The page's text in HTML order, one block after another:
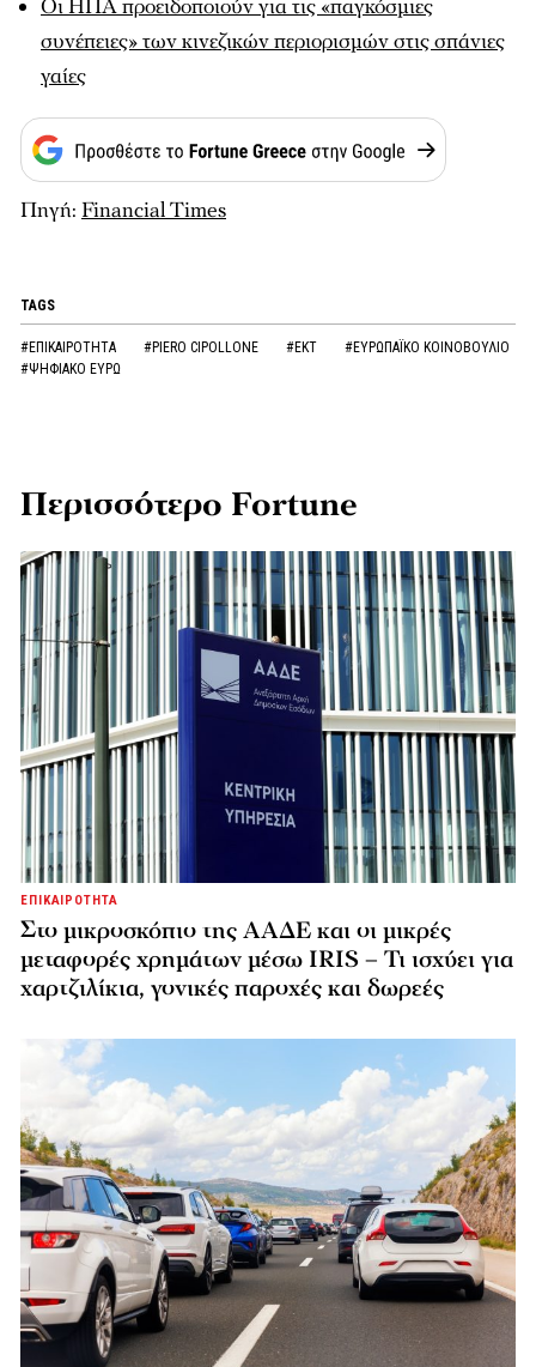
Οι ΗΠΑ προειδοποιούν για τις «παγκόσμιες
συνέπειες» των κινεζικών περιορισμών στις σπάνιες
γαίες
Πηγή: Financial Times
TAGS
#ΕΠΙΚΑΙΡΟΤΗΤΑ #PIERO CIPOLLONE #ΕΚΤ
#ΕΥΡΩΠΑΪΚΟ ΚΟΙΝΟΒΟΥΛΙΟ
#ΨΗΦΙΑΚΟ ΕΥΡΩ
Περισσότερο Fortune
ΕΠΙΚΑΙΡΟΤΗΤΑ
Στο μικροσκόπιο της ΑΑΔΕ και οι μικρές
μεταφορές χρημάτων μέσω IRIS – Τι ισχύει για
χαρτζιλίκια, γονικές παροχές και δωρεές